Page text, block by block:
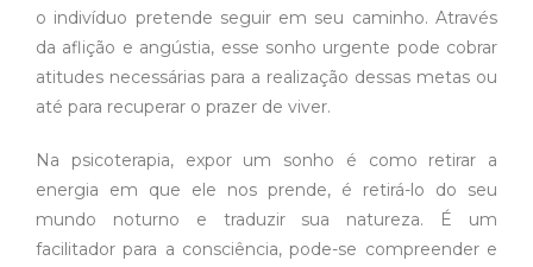
o indivíduo pretende seguir em seu caminho. Através
da aflição e angústia, esse sonho urgente pode cobrar
atitudes necessárias para a realização dessas metas ou
até para recuperar o prazer de viver.
Na psicoterapia, expor um sonho é como retirar a
energia em que ele nos prende, é retirá-lo do seu
mundo noturno e traduzir sua natureza. É um
facilitador para a consciência, pode-se compreender e